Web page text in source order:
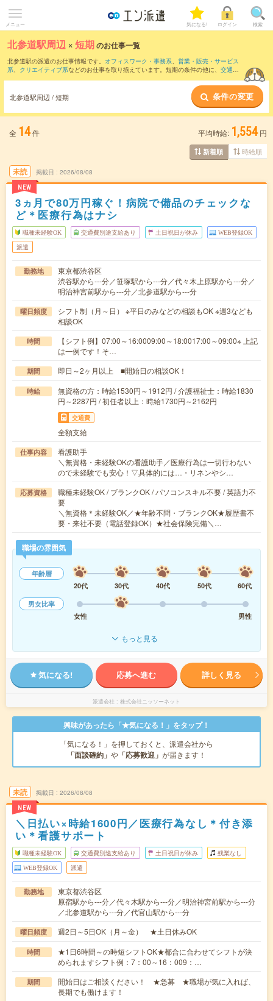
メニュー 気になる! ログイン 検索
北参道駅周辺 ×短期のお仕事一覧
北参道駅の派遣のお仕事情報です。 オフィスワーク・事務系、 営業・販売・サービス
系、 クリエイティブ系などのお仕事を取り揃えています。短期の条件の他に、 交通費
北参道駅周辺 / 短期 条件の変更
全 14件 平均時給: 1,554 円
新着順 時給順
未読
NEW
掲載日 2026/08/08
3ヵ月で80万円稼ぐ！病院で備品のチェックな
ど＊医療行為はナシ
職種未経験OK 交通費別途支給あり 土日祝日が休み WEB登録OK
派遣
勤務地
東京都渋谷区
渋谷駅から---分／笹塚駅から---分／代々木上原駅から---分／
明治神宮前駅から---分／北参道駅から---分
曜日頻度
シフト制（月～日） ※平日のみなどの相談もOK ※週3なども
相談OK
時間
【シフト例】07:00～16:0009:00～18:0017:00～09:00※ 上記
は一例です！そ…
期間 即日～2ヶ月以上 ■開始日の相談OK！
時給
無資格の方：時給1530円～1912円 / 介護福祉士：時給1830
円～2287円 / 初任者以上：時給1730円～2162円
交通費
全額支給
仕事内容
看護助手
＼無資格・未経験OKの看護助手／医療行為は一切行わない
ので未経験でも安心！▽具体的には…・リネンやシ…
応募資格
職種未経験OK / ブランクOK / パソコンスキル不要 / 英語力不
要
＼無資格＊未経験OK／★年齢不問・ブランクOK★履歴書不
要・来社不要（電話登録OK）★社会保険完備＼…
職場の雰囲気
年齢層
20代
30代 40代 50代
60代
男女比率
女性
男性
もっと見る
気になる! 応募へ進む 詳しく見る
派遣会社 株式会社ニッソーネット
興味があったら「★気になる！」をタップ！
「気になる！」を押しておくと、派遣会社から
「面談確約」 や 「応募歓迎」 が届きます！
未読
NEW
掲載日 2026/08/08
＼日払い×時給1600円／医療行為なし＊付き添
い＊看護サポート
職種未経験OK 交通費別途支給あり 土日祝日が休み 残業なし
WEB登録OK 派遣
勤務地
東京都渋谷区
原宿駅から---分／代々木駅から---分／明治神宮前駅から---分
／北参道駅から---分／代官山駅から---分
曜日頻度 週2日～5日OK（月～金） ★土日休みOK
時間
★1日6時間～の時短シフトOK★都合に合わせてシフトが決
められますシフト例：7：00～16：009：…
期間
開始日はご相談ください！ ★急募 ★職場が気に入れば、
長期でも働けます！